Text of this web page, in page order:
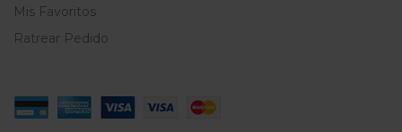
Mis Favoritos
Ratrear Pedido